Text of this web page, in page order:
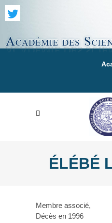
ÉLÉBÉ
Membre associé,
Décès en 1996